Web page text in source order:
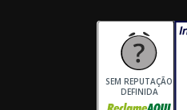
SEM REPUTAÇÃO
DEFINIDA